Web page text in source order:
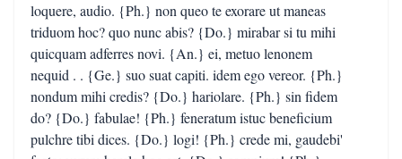
loquere, audio. {Ph.} non queo te exorare ut maneas
triduom hoc? quo nunc abis? {Do.} mirabar si tu mihi
quicquam adferres novi. {An.} ei, metuo lenonem
nequid . . {Ge.} suo suat capiti. idem ego vereor. {Ph.}
nondum mihi credis? {Do.} hariolare. {Ph.} sin fidem
do? {Do.} fabulae! {Ph.} feneratum istuc beneficium
pulchre tibi dices. {Do.} logi! {Ph.} crede mi, gaudebi'